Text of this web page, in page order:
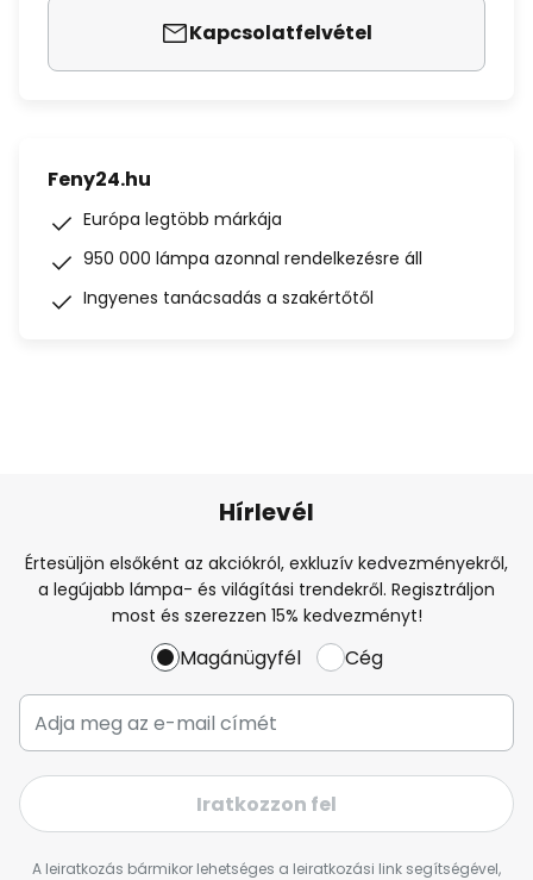
Kapcsolatfelvétel
Feny24.hu
Európa legtöbb márkája
950 000 lámpa azonnal rendelkezésre áll
Ingyenes tanácsadás a szakértőtől
Hírlevél
Értesüljön elsőként az akciókról, exkluzív kedvezményekről,
a legújabb lámpa- és világítási trendekről. Regisztráljon
most és szerezzen 15% kedvezményt!
Magánügyfél Cég
Iratkozzon fel
A leiratkozás bármikor lehetséges a leiratkozási link segítségével,